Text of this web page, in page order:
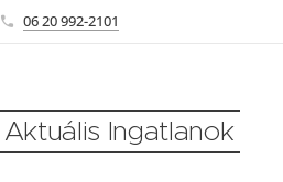
06 20 992-2101
Aktuális Ingatlanok